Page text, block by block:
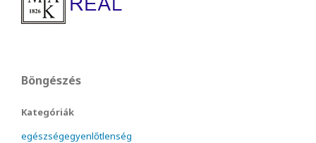
Böngészés
Kategóriák
egészségegyenlőtlenség